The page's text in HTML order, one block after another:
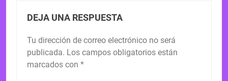
DEJA UNA RESPUESTA
Tu dirección de correo electrónico no será
publicada. Los campos obligatorios están
marcados con *